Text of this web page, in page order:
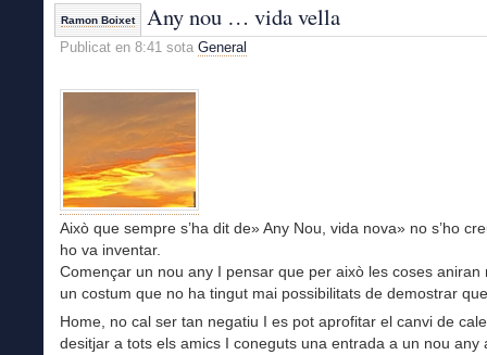
Ramon Boixet Any nou … vida vella
Publicat en 8:41 sota General
Això que sempre s’ha dit de» Any Nou, vida nova» no s’ho
ho va inventar.
Començar un nou any I pensar que per això les coses aniran
un costum que no ha tingut mai possibilitats de demostrar
Home, no cal ser tan negatiu I es pot aprofitar el canvi de
desitjar a tots els amics I coneguts una entrada a un nou any